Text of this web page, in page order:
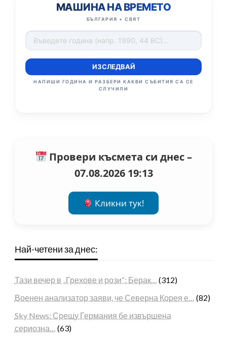
МАШИНА НА ВРЕМЕТО
БЪЛГАРИЯ + СВЯТ
ИЗСЛЕДВАЙ
НАПИШИ ГОДИНА И РАЗБЕРИ КАКВИ СЪБИТИЯ СА СЕ
СЛУЧИЛИ
Провери късмета си днес –
07.08.2026 19:13
Кликни тук!
Най-четени за днес:
Тази вечер в „Грехове и рози“: Берак… (312)
Военен анализатор заяви, че Северна Корея е… (82)
Sky News: Срещу Германия бе извършена
сериозна… (63)